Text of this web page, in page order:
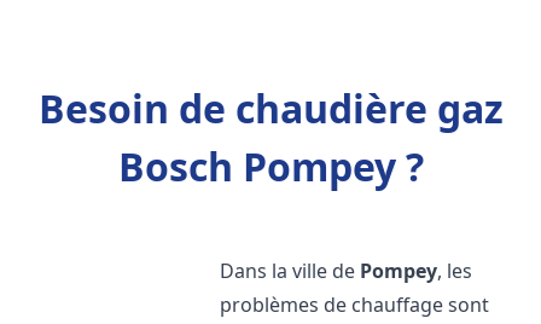
Besoin de chaudière gaz
Bosch Pompey ?
Dans la ville de Pompey, les
problèmes de chauffage sont